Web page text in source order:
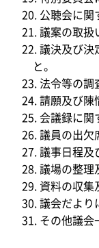
公聴会に関
議案の取扱
議決及び決
と。
法令等の調
請願及び陳
会議録に関
議員の出欠
議事日程及
議場の整理
資料の収集
議会だより
その他議会